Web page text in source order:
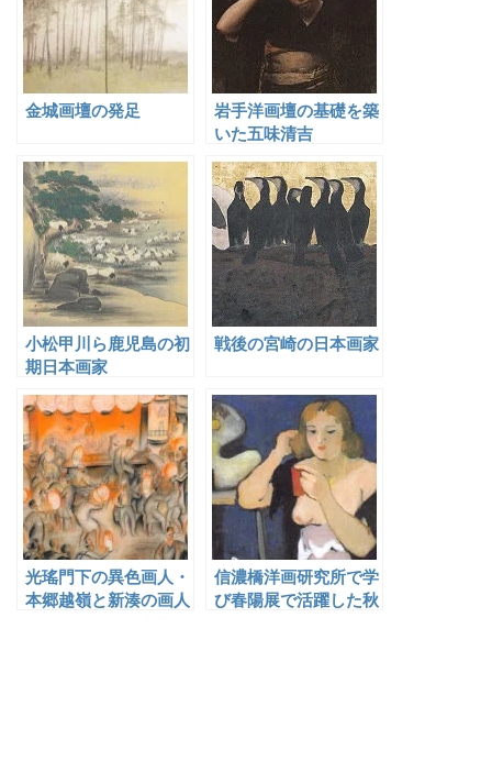
金城画壇の発足
岩手洋画壇の基礎を築
いた五味清吉
小松甲川ら鹿児島の初
期日本画家
戦後の宮崎の日本画家
光瑤門下の異色画人・
本郷越嶺と新湊の画人
信濃橋洋画研究所で学
び春陽展で活躍した秋